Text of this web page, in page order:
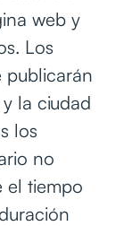
web y
Los
publicarán
la ciudad
los
no
el tiempo